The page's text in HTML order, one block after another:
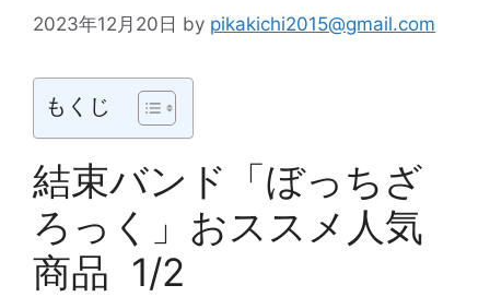
2023年12月20日 by pikakichi2015@gmail.com
もくじ
結束バンド「ぼっちざ
ろっく」おススメ人気
商品 1/2